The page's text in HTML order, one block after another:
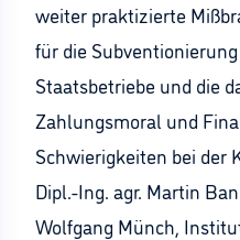
weiter praktizierte
für die
Staatsbetriebe und die
Zahlungsmoral und
Schwierigkeiten bei der
Dipl.-Ing. agr. Martin
Wolfgang Münch,